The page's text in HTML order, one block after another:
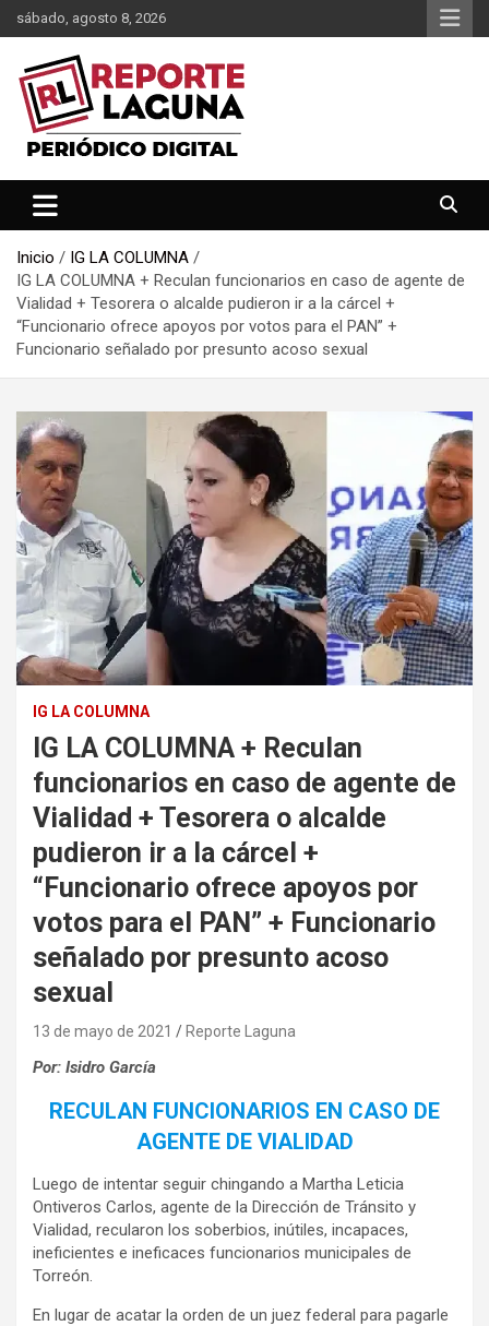
Saltar
al
contenido
sábado, agosto 8, 2026
Reporte Laguna
Inicio
IG LA COLUMNA
IG LA COLUMNA + Reculan funcionarios en caso de agente de
Vialidad + Tesorera o alcalde pudieron ir a la cárcel +
“Funcionario ofrece apoyos por votos para el PAN” +
Funcionario señalado por presunto acoso sexual
IG LA COLUMNA
IG LA COLUMNA + Reculan
funcionarios en caso de agente de
Vialidad + Tesorera o alcalde
pudieron ir a la cárcel +
“Funcionario ofrece apoyos por
votos para el PAN” + Funcionario
señalado por presunto acoso
sexual
13 de mayo de 2021 Reporte Laguna
Por: Isidro García
RECULAN FUNCIONARIOS EN CASO DE
AGENTE DE VIALIDAD
Luego de intentar seguir chingando a Martha Leticia
Ontiveros Carlos, agente de la Dirección de Tránsito y
Vialidad, recularon los soberbios, inútiles, incapaces,
ineficientes e ineficaces funcionarios municipales de
Torreón.
En lugar de acatar la orden de un juez federal para pagarle